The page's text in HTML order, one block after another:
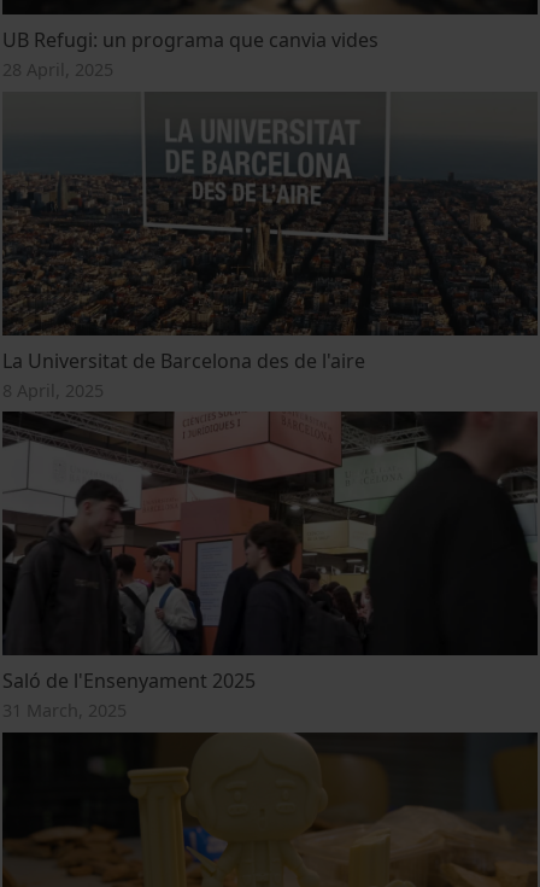
UB Refugi: un programa que canvia vides
28 April, 2025
La Universitat de Barcelona des de l'aire
8 April, 2025
Saló de l'Ensenyament 2025
31 March, 2025